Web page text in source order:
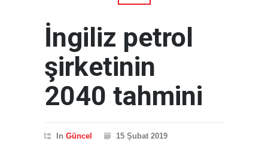
İngiliz petrol
şirketinin
2040 tahmini
In Güncel
15 Şubat 2019